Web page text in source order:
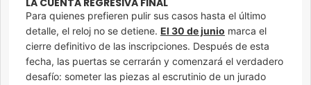
LA CUENTA REGRESIVA FINAL
Para quienes prefieren pulir sus casos hasta el último
detalle, el reloj no se detiene. El 30 de junio marca el
cierre definitivo de las inscripciones. Después de esta
fecha, las puertas se cerrarán y comenzará el verdadero
desafío: someter las piezas al escrutinio de un jurado